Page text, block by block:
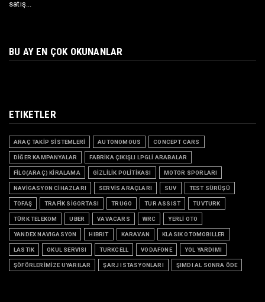
satış...
BU AY EN ÇOK OKUNANLAR
ETIKETLER
ARAÇ TAKİP SİSTEMLERİ AUTONOMOUS CONCEPT CARS
DİĞER KAMPANYALAR FABRİKA ÇIKIŞLI LPGLİ ARABALAR
FİLO(ARAÇ) KİRALAMA GİZLİLİK POLİTİKASI MOTOR SPORLARI
NAVİGASYON CİHAZLARI SERVİS ARAÇLARI SUV TEST SÜRÜŞÜ
TOFAŞ TRAFİK SİGORTASI TRUGO TUR ASSIST TÜVTURK
TÜRK TELEKOM UBER VAVACARS WRC YERLİ OTO
YANDEX NAVIGASYON HIBRIT KARAVAN KLASIK OTOMOBILLER
LASTIK OKUL SERVISI TURKCELL VODAFONE YOL YARDIMI
ŞÖFÖRLERİMİZE UYARILAR ŞARJ ISTASYONLARI ŞIMDI AL SONRA ÖDE